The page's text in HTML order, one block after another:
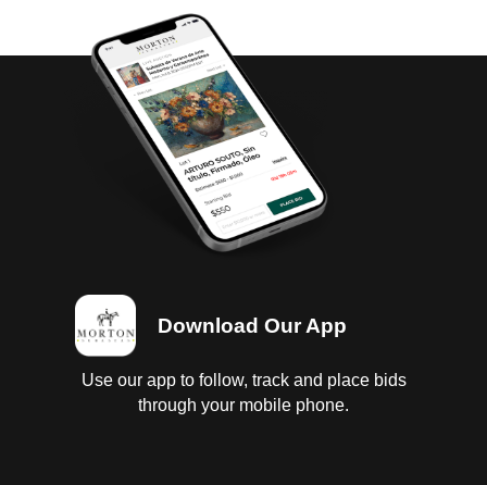
Download Our App
Use our app to follow, track and place bids
through your mobile phone.